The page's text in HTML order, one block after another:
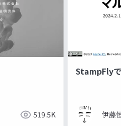
519.5K
StampFly
伊藤